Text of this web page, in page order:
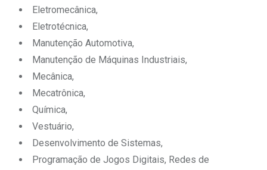
Eletromecânica,
Eletrotécnica,
Manutenção Automotiva,
Manutenção de Máquinas Industriais,
Mecânica,
Mecatrônica,
Química,
Vestuário,
Desenvolvimento de Sistemas,
Programação de Jogos Digitais, Redes de